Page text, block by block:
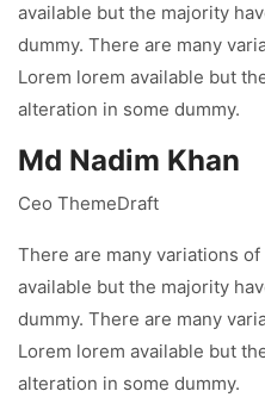
available but the majority
dummy. There are many
Lorem lorem available but
alteration in some dummy.
Md Nadim Khan
Ceo ThemeDraft
There are many variations
available but the majority
dummy. There are many
Lorem lorem available but
alteration in some dummy.